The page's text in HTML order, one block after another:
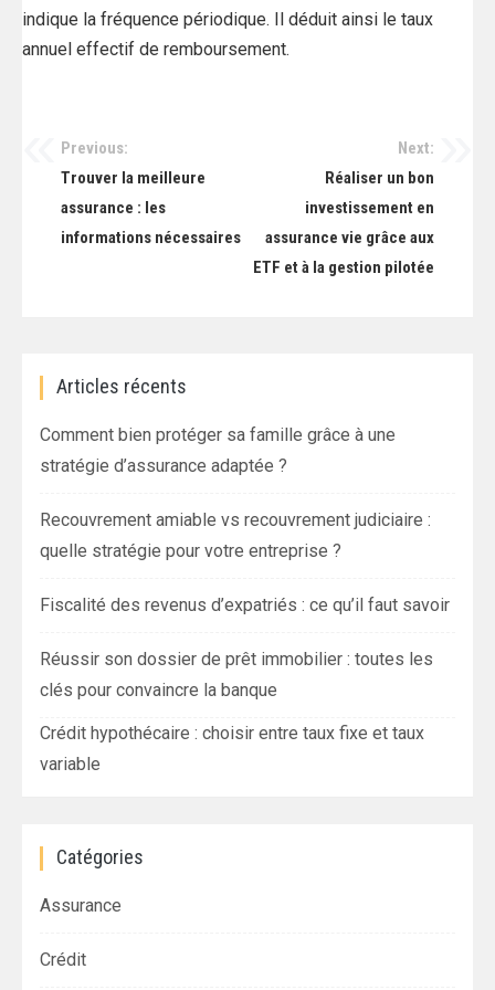
indique la fréquence périodique. Il déduit ainsi le taux
annuel effectif de remboursement.
Navigation
l’article
Previous:
Trouver la meilleure
assurance : les
informations nécessaires
Next:
Réaliser un bon
investissement en
assurance vie grâce aux
ETF et à la gestion pilotée
Articles récents
Comment bien protéger sa famille grâce à une
stratégie d’assurance adaptée ?
Recouvrement amiable vs recouvrement judiciaire :
quelle stratégie pour votre entreprise ?
Fiscalité des revenus d’expatriés : ce qu’il faut savoir
Réussir son dossier de prêt immobilier : toutes les
clés pour convaincre la banque
Crédit hypothécaire : choisir entre taux fixe et taux
variable
Catégories
Assurance
Crédit